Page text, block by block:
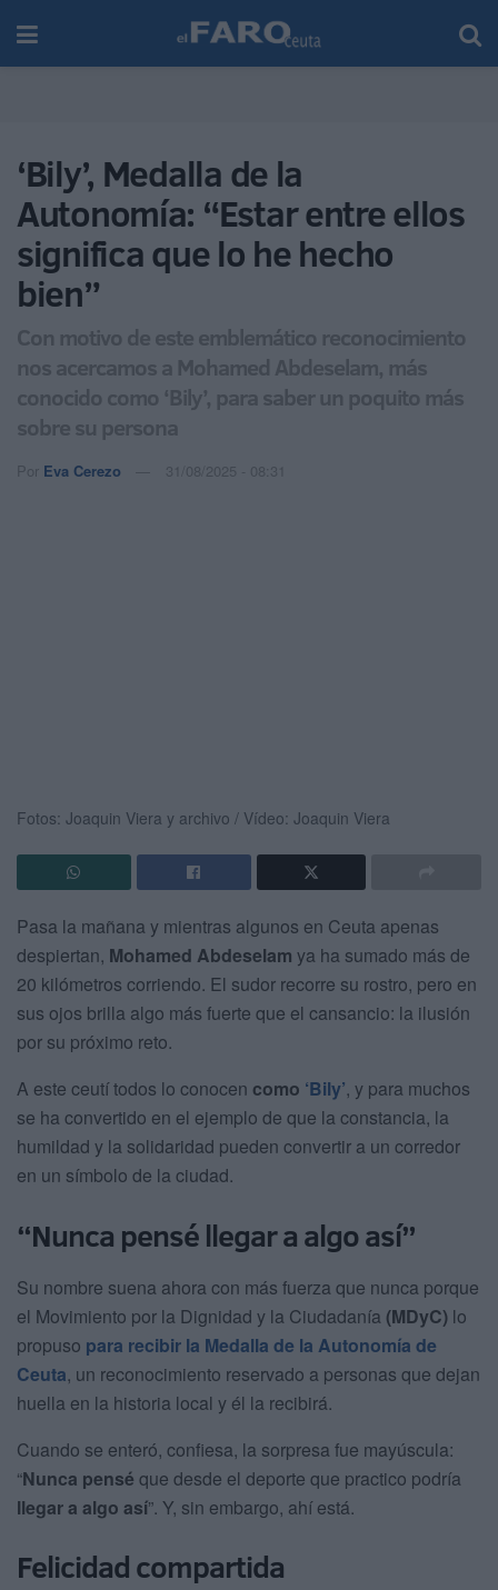
‘Bily’, Medalla de la
Autonomía: “Estar entre ellos
significa que lo he hecho
bien”
Con motivo de este emblemático reconocimiento
nos acercamos a Mohamed Abdeselam, más
conocido como ‘Bily’, para saber un poquito más
sobre su persona
Por Eva Cerezo 31/08/2025 - 08:31
Fotos: Joaquin Viera y archivo / Vídeo: Joaquin Viera
Pasa la mañana y mientras algunos en Ceuta apenas
despiertan, Mohamed Abdeselam ya ha sumado más de
20 kilómetros corriendo. El sudor recorre su rostro, pero en
sus ojos brilla algo más fuerte que el cansancio: la ilusión
por su próximo reto.
A este ceutí todos lo conocen como ‘Bily’, y para muchos
se ha convertido en el ejemplo de que la constancia, la
humildad y la solidaridad pueden convertir a un corredor
en un símbolo de la ciudad.
“Nunca pensé llegar a algo así”
Su nombre suena ahora con más fuerza que nunca porque
el Movimiento por la Dignidad y la Ciudadanía (MDyC) lo
propuso para recibir la Medalla de la Autonomía de
Ceuta, un reconocimiento reservado a personas que dejan
huella en la historia local y él la recibirá.
Cuando se enteró, confiesa, la sorpresa fue mayúscula:
“Nunca pensé que desde el deporte que practico podría
llegar a algo así”. Y, sin embargo, ahí está.
Felicidad compartida